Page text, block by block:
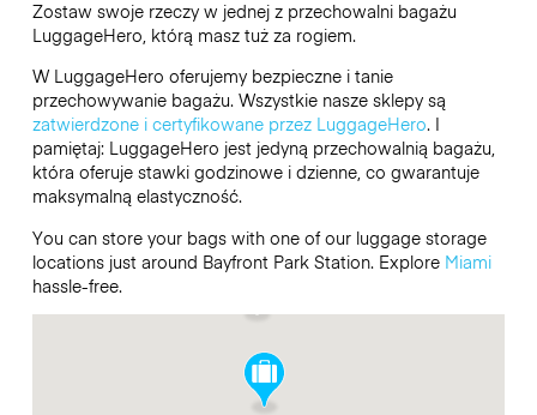
Zostaw swoje rzeczy w jednej z przechowalni bagażu
LuggageHero, którą masz tuż za rogiem.
W LuggageHero oferujemy bezpieczne i tanie
przechowywanie bagażu. Wszystkie nasze sklepy są
zatwierdzone i certyfikowane przez LuggageHero. I
pamiętaj: LuggageHero jest jedyną przechowalnią bagażu,
która oferuje stawki godzinowe i dzienne, co gwarantuje
maksymalną elastyczność.
You can store your bags with one of our luggage storage
locations just around Bayfront Park Station. Explore Miami
hassle-free.